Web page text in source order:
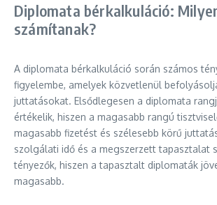
Diplomata bérkalkuláció:
számítanak?
A diplomata bérkalkuláció során számos
figyelembe, amelyek közvetlenül
juttatásokat. Elsődlegesen a diplomata
értékelik, hiszen a magasabb rangú
magasabb fizetést és szélesebb körű
szolgálati idő és a megszerzett tapasztalat
tényezők, hiszen a tapasztalt diplomaták
magasabb.